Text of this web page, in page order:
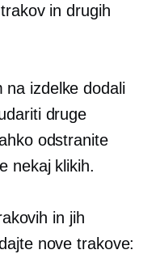
in drugih
na izdelke dodali
druge
odstranite
nekaj klikih.
in jih
nove trakove: